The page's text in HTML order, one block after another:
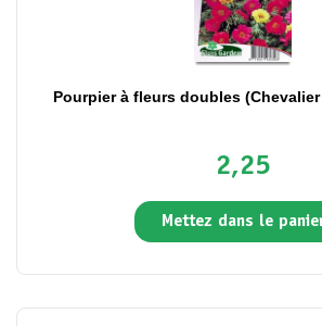
Pourpier à fleurs doubles
2,25
Mettez dans le